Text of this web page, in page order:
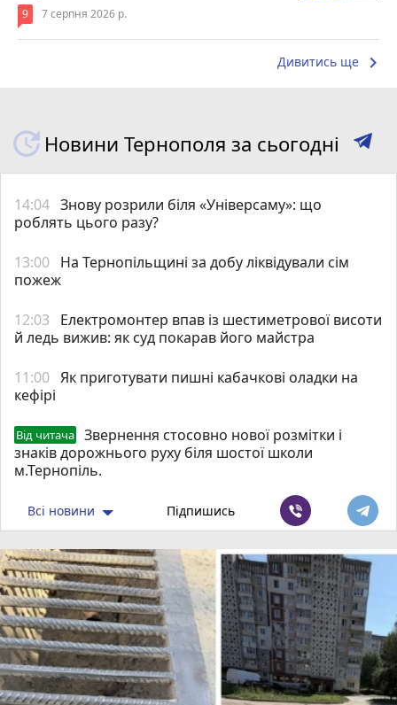
9 7 серпня 2026 р.
Дивитись ще keyboard_arrow_right
Новини Тернополя за сьогодні
14:04 Знову розрили біля «Універсаму»: що
роблять цього разу?
13:00 На Тернопільщині за добу ліквідували сім
пожеж
12:03
Електромонтер впав із шестиметрової висоти
й ледь вижив: як суд покарав його майстра
11:00 Як приготувати пишні кабачкові оладки на
кефірі
Від читача
Звернення стосовно нової розмітки і
знаків дорожнього руху біля шостої школи
м.Тернопіль.
Всі новини Підпишись